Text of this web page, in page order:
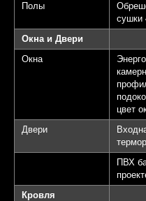
Полы
сушки
Окна и Двери
Окна
цвет
Двери
ПВХ
Кровля